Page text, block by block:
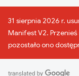
31 sierpnia 2026 r.
Manifest V2.
pozostało ono